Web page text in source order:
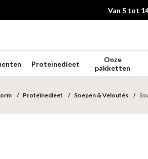
Van 5 tot
Proteïnedieet
Onze
pakketten
Proteïnedieet Soepen & Veloutés